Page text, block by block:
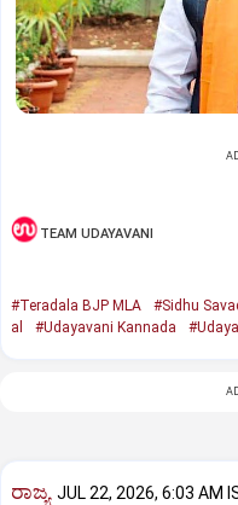
TEAM UDAYAVANI
#Teradala BJP MLA #Sidhu
al
#Udayavani Kannada
ರಾಜ್ಯ JUL 22, 2026, 6:03 AM